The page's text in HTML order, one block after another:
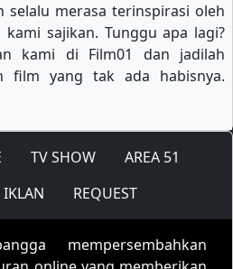
selalu merasa terinspirasi oleh
sajikan. Tunggu apa lagi?
kami di Film01 dan jadilah
film yang tak ada habisnya.
TV SHOW
AREA 51
IKLAN REQUEST
mempersembahkan